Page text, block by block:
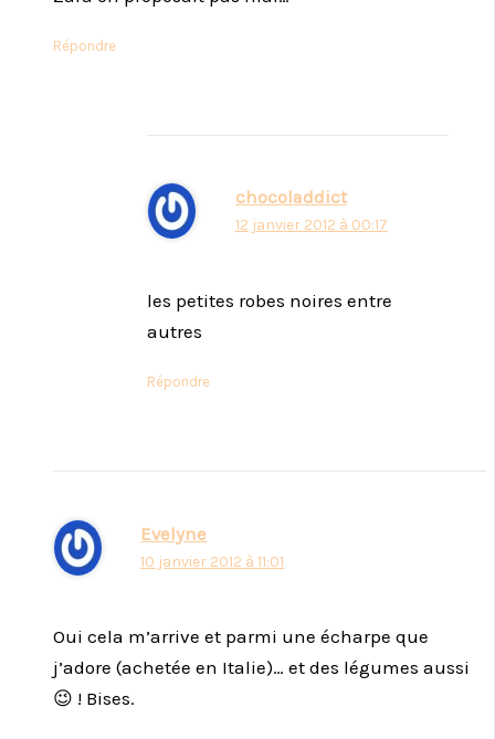
Répondre
chocoladdict
12 janvier 2012 à 00:17
les petites robes noires entre
autres
Répondre
Evelyne
10 janvier 2012 à 11:01
Oui cela m’arrive et parmi une écharpe que
j’adore (achetée en Italie)… et des légumes aussi
😉 ! Bises.